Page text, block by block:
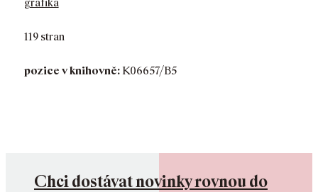
119 stran
pozice v knihovně:K06657/B5
Chci dostávat novinky rovnou do